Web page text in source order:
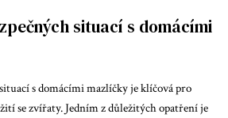
situací s domácími
s domácími mazlíčky je klíčová pro
se zvířaty. Jedním z důležitých opatření je